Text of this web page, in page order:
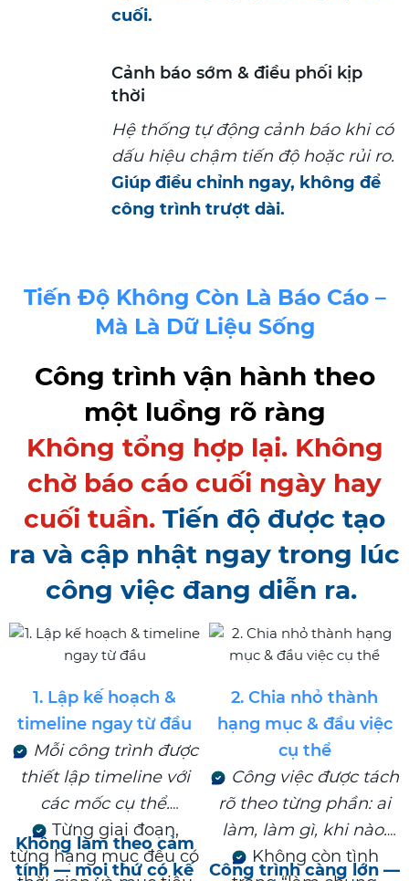
cuối.
Cảnh báo sớm & điều phối kịp
thời
Hệ thống tự động cảnh báo khi có
dấu hiệu chậm tiến độ hoặc rủi ro.
Giúp điều chỉnh ngay, không để
công trình trượt dài.
Tiến Độ Không Còn Là Báo Cáo –
Mà Là Dữ Liệu Sống
Công trình vận hành theo
một luồng rõ ràng
Không tổng hợp lại. Không
chờ báo cáo cuối ngày hay
cuối tuần. Tiến độ được tạo
ra và cập nhật ngay trong lúc
công việc đang diễn ra.
1. Lập kế hoạch &
timeline ngay từ đầu
Mỗi công trình được
thiết lập timeline với
các mốc cụ thể.
Từng giai đoạn,
từng hạng mục đều có
Không làm theo cảm
tính — mọi thứ có kế
2. Chia nhỏ thành
hạng mục & đầu việc
cụ thể
Công việc được tách
rõ theo từng phần: ai
làm, làm gì, khi nào.
Không còn tình
Công trình càng lớn —